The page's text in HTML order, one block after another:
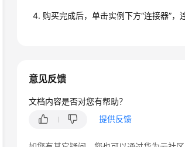
购买完成后，单击实例下方“连接器”，
意见反馈
文档内容是否对您有帮助？
提供反馈